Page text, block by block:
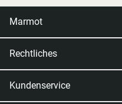
Marmot
Rechtliches
Kundenservice